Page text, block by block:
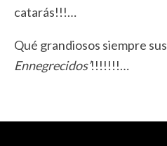
catarás!!!…
Qué grandiosos siempre sus
Ennegrecidos’!!!!!!!…